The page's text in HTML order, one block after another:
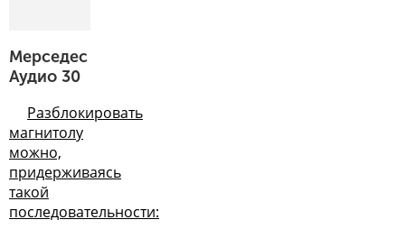
Мерседес
Аудио 30
Разблокировать
магнитолу
можно,
придерживаясь
такой
последовательности: